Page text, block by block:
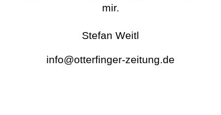
mir.
Stefan Weitl
info@otterfinger-zeitung.de